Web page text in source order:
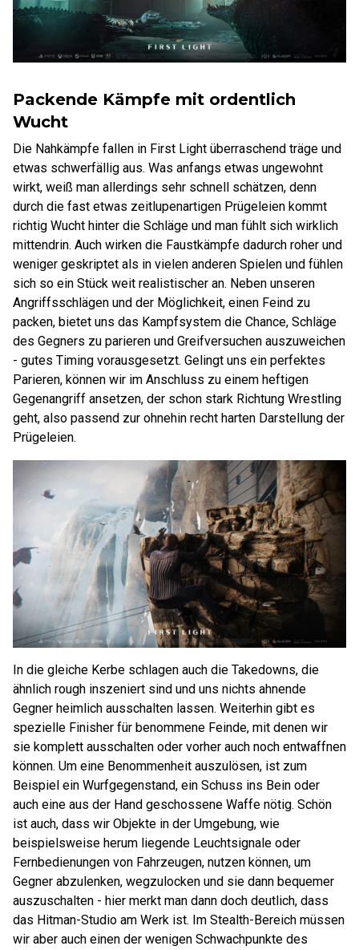
Packende Kämpfe mit ordentlich
Wucht
Die Nahkämpfe fallen in First Light überraschend träge und
etwas schwerfällig aus. Was anfangs etwas ungewohnt
wirkt, weiß man allerdings sehr schnell schätzen, denn
durch die fast etwas zeitlupenartigen Prügeleien kommt
richtig Wucht hinter die Schläge und man fühlt sich wirklich
mittendrin. Auch wirken die Faustkämpfe dadurch roher und
weniger geskriptet als in vielen anderen Spielen und fühlen
sich so ein Stück weit realistischer an. Neben unseren
Angriffsschlägen und der Möglichkeit, einen Feind zu
packen, bietet uns das Kampfsystem die Chance, Schläge
des Gegners zu parieren und Greifversuchen auszuweichen
- gutes Timing vorausgesetzt. Gelingt uns ein perfektes
Parieren, können wir im Anschluss zu einem heftigen
Gegenangriff ansetzen, der schon stark Richtung Wrestling
geht, also passend zur ohnehin recht harten Darstellung der
Prügeleien.
In die gleiche Kerbe schlagen auch die Takedowns, die
ähnlich rough inszeniert sind und uns nichts ahnende
Gegner heimlich ausschalten lassen. Weiterhin gibt es
spezielle Finisher für benommene Feinde, mit denen wir
sie komplett ausschalten oder vorher auch noch entwaffnen
können. Um eine Benommenheit auszulösen, ist zum
Beispiel ein Wurfgegenstand, ein Schuss ins Bein oder
auch eine aus der Hand geschossene Waffe nötig. Schön
ist auch, dass wir Objekte in der Umgebung, wie
beispielsweise herum liegende Leuchtsignale oder
Fernbedienungen von Fahrzeugen, nutzen können, um
Gegner abzulenken, wegzulocken und sie dann bequemer
auszuschalten - hier merkt man dann doch deutlich, dass
das Hitman-Studio am Werk ist. Im Stealth-Bereich müssen
wir aber auch einen der wenigen Schwachpunkte des